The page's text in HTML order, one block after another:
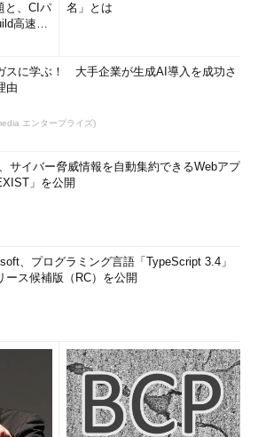
と、CIパ
高速化
名」とは
スに学ぶ！ 大手企業が生成AI導入を成功さ
由
エンタープライズ)
サイバー脅威情報を自動集約できるWebアプ
」を公開
、プログラミング言語「TypeScript 3.4」
ース候補版（RC）を公開